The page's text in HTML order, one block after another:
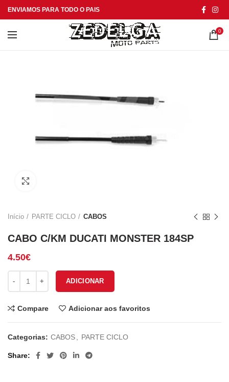
ENVIAMOS PARA TODO O PAIS
0
Início PARTE CICLO CABOS
CABO C/KM DUCATI MONSTER 184SP
4.50€
Quantidade de CABO C/KM DUCATI MONSTER 184SP
ADICIONAR
Compare Adicionar aos favoritos
Categorias: CABOS PARTE CICLO
Share